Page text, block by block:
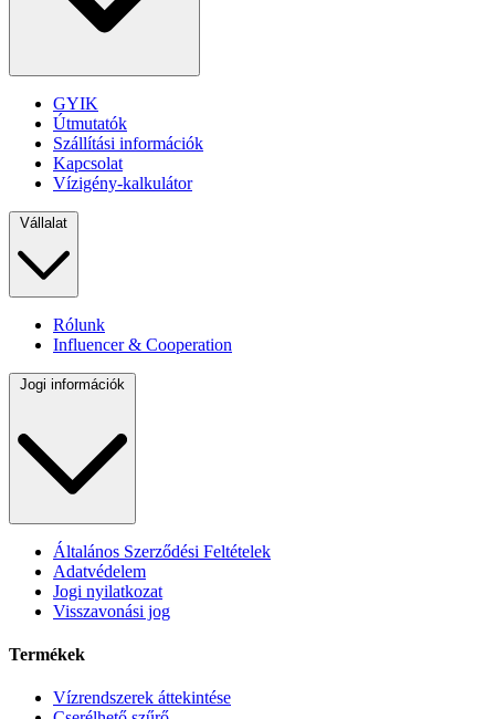
GYIK
Útmutatók
Szállítási információk
Kapcsolat
Vízigény-kalkulátor
Vállalat
Rólunk
Influencer & Cooperation
Jogi információk
Általános Szerződési Feltételek
Adatvédelem
Jogi nyilatkozat
Visszavonási jog
Termékek
Vízrendszerek áttekintése